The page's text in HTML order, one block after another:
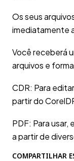
Os seus
imediatamente
Você receberá
arquivos e
CDR: Para
partir do
PDF: Para
a partir de
COMPARTILHAR